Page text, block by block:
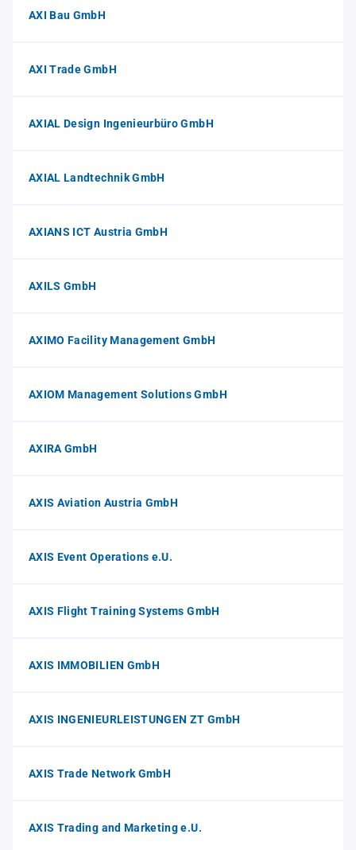
AXI Bau GmbH
AXI Trade GmbH
AXIAL Design Ingenieurbüro GmbH
AXIAL Landtechnik GmbH
AXIANS ICT Austria GmbH
AXILS GmbH
AXIMO Facility Management GmbH
AXIOM Management Solutions GmbH
AXIRA GmbH
AXIS Aviation Austria GmbH
AXIS Event Operations e.U.
AXIS Flight Training Systems GmbH
AXIS IMMOBILIEN GmbH
AXIS INGENIEURLEISTUNGEN ZT GmbH
AXIS Trade Network GmbH
AXIS Trading and Marketing e.U.